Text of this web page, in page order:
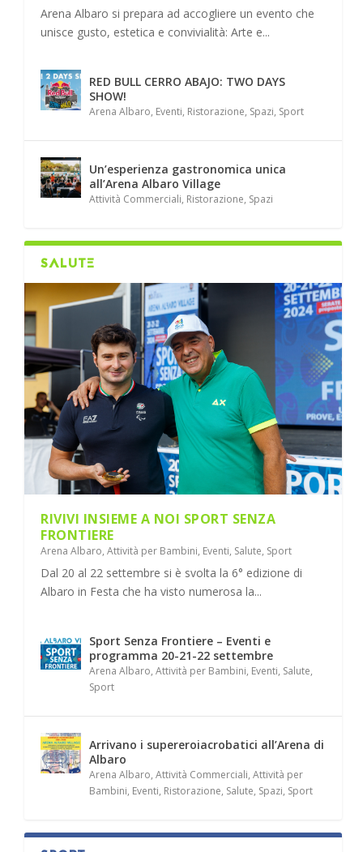
Arena Albaro si prepara ad accogliere un evento che
unisce gusto, estetica e convivialità: Arte e...
RED BULL CERRO ABAJO: TWO DAYS
SHOW!
Arena Albaro, Eventi, Ristorazione, Spazi, Sport
Un’esperienza gastronomica unica
all’Arena Albaro Village
Attività Commerciali, Ristorazione, Spazi
SALUTE
RIVIVI INSIEME A NOI SPORT SENZA
FRONTIERE
Arena Albaro,Attività per Bambini, Eventi, Salute, Sport
Dal 20 al 22 settembre si è svolta la 6° edizione di
Albaro in Festa che ha visto numerosa la...
Sport Senza Frontiere – Eventi e
programma 20-21-22 settembre
Arena Albaro,Attività per Bambini, Eventi, Salute,
Sport
Arrivano i supereroiacrobatici all’Arena di
Albaro
Arena Albaro,Attività Commerciali,Attività per
Bambini, Eventi, Ristorazione, Salute, Spazi, Sport